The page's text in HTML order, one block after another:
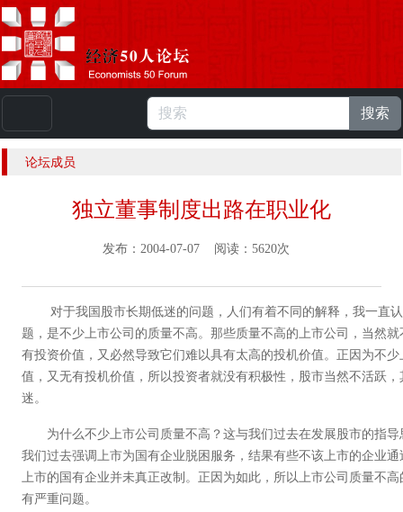
人 |English
搜索
论坛成员
独立董事制度出路在职业化
发布：2004-07-07 阅读：5620次
对于我国股市长期低迷的问题，人们有着不同的解释，我一直认
题，是不少上市公司的质量不高。那些质量不高的上市公司，当然
有投资价值，又必然导致它们难以具有太高的投机价值。正因为不
值，又无有投机价值，所以投资者就没有积极性，股市当然不活跃
迷。
为什么不少上市公司质量不高？这与我们过去在发展股市的指导
我们过去强调上市为国有企业脱困服务，结果有些不该上市的企业
上市的国有企业并未真正改制。正因为如此，所以上市公司质量不
有严重问题。